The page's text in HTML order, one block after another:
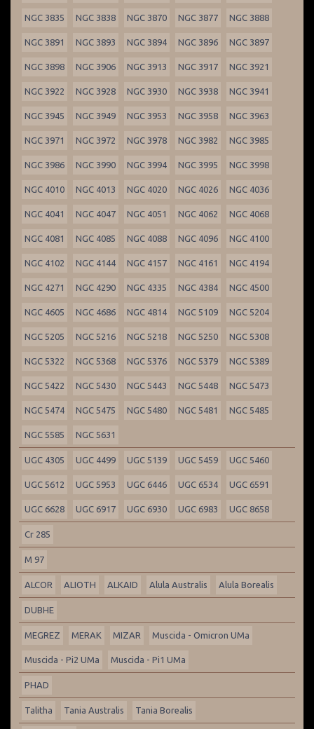
NGC 3835 NGC 3838 NGC 3870 NGC 3877 NGC 3888
NGC 3891 NGC 3893 NGC 3894 NGC 3896 NGC 3897
NGC 3898 NGC 3906 NGC 3913 NGC 3917 NGC 3921
NGC 3922 NGC 3928 NGC 3930 NGC 3938 NGC 3941
NGC 3945 NGC 3949 NGC 3953 NGC 3958 NGC 3963
NGC 3971 NGC 3972 NGC 3978 NGC 3982 NGC 3985
NGC 3986 NGC 3990 NGC 3994 NGC 3995 NGC 3998
NGC 4010 NGC 4013 NGC 4020 NGC 4026 NGC 4036
NGC 4041 NGC 4047 NGC 4051 NGC 4062 NGC 4068
NGC 4081 NGC 4085 NGC 4088 NGC 4096 NGC 4100
NGC 4102 NGC 4144 NGC 4157 NGC 4161 NGC 4194
NGC 4271 NGC 4290 NGC 4335 NGC 4384 NGC 4500
NGC 4605 NGC 4686 NGC 4814 NGC 5109 NGC 5204
NGC 5205 NGC 5216 NGC 5218 NGC 5250 NGC 5308
NGC 5322 NGC 5368 NGC 5376 NGC 5379 NGC 5389
NGC 5422 NGC 5430 NGC 5443 NGC 5448 NGC 5473
NGC 5474 NGC 5475 NGC 5480 NGC 5481 NGC 5485
NGC 5585 NGC 5631
UGC 4305 UGC 4499 UGC 5139 UGC 5459 UGC 5460
UGC 5612 UGC 5953 UGC 6446 UGC 6534 UGC 6591
UGC 6628 UGC 6917 UGC 6930 UGC 6983 UGC 8658
Cr 285
M 97
ALCOR ALIOTH ALKAID Alula Australis Alula Borealis
DUBHE
MEGREZ MERAK MIZAR Muscida - Omicron UMa
Muscida - Pi2 UMa Muscida - Pi1 UMa
PHAD
Talitha Tania Australis Tania Borealis